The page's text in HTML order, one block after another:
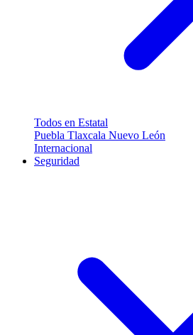
Todos en Estatal
Puebla Tlaxcala Nuevo León
Internacional
Seguridad